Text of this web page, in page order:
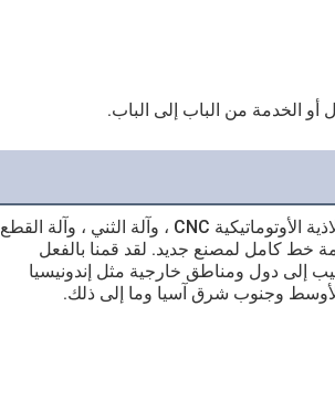
نحن الشركة المصنعة لآلة لحام قفص الأكوام ، وآلة ثني القضبان الفولاذية الأوتوماتيكية CNC ، وآلة الثني ، وآلة القطع
خط كامل لمصنع جديد. لقد قمنا بالفعل
إلى دول ومناطق خارجية مثل إندونيسيا
الأوسط وجنوب شرق آسيا وما إلى ذلك.